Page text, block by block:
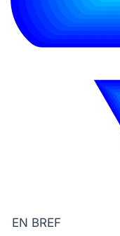
EN BREF